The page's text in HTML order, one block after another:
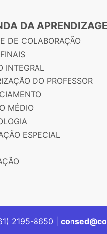
DA
DE COLABORAÇÃO
INTEGRAL
DO PROFESSOR
MÉDIO
ESPECIAL
2195-8650 |